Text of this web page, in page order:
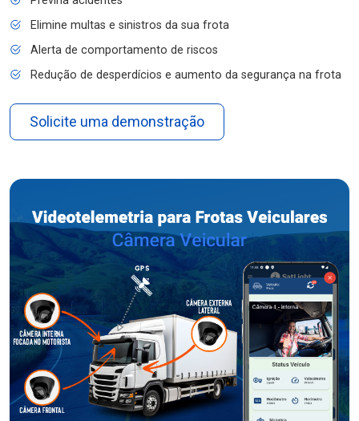
Elimine multas e sinistros da sua frota
Alerta de comportamento de riscos
Redução de desperdícios e aumento da segurança na frota
Solicite uma demonstração